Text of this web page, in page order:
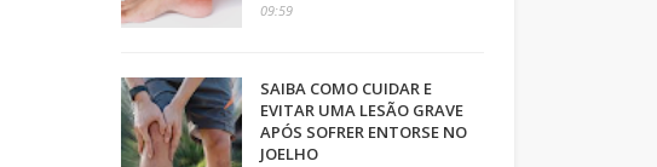
09:59
SAIBA COMO CUIDAR E
EVITAR UMA LESÃO GRAVE
APÓS SOFRER ENTORSE NO
JOELHO